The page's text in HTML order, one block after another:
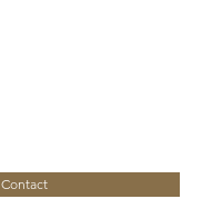
Contact